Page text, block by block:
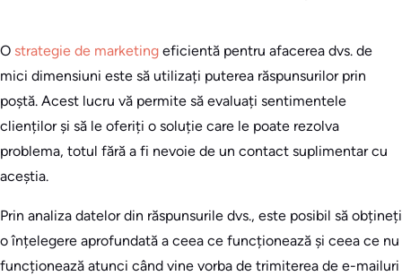
O strategie de marketing eficientă pentru afacerea dvs. de
mici dimensiuni este să utilizați puterea răspunsurilor prin
poștă. Acest lucru vă permite să evaluați sentimentele
clienților și să le oferiți o soluție care le poate rezolva
problema, totul fără a fi nevoie de un contact suplimentar cu
aceștia.
Prin analiza datelor din răspunsurile dvs., este posibil să obțineți
o înțelegere aprofundată a ceea ce funcționează și ceea ce nu
funcționează atunci când vine vorba de trimiterea de e-mailuri